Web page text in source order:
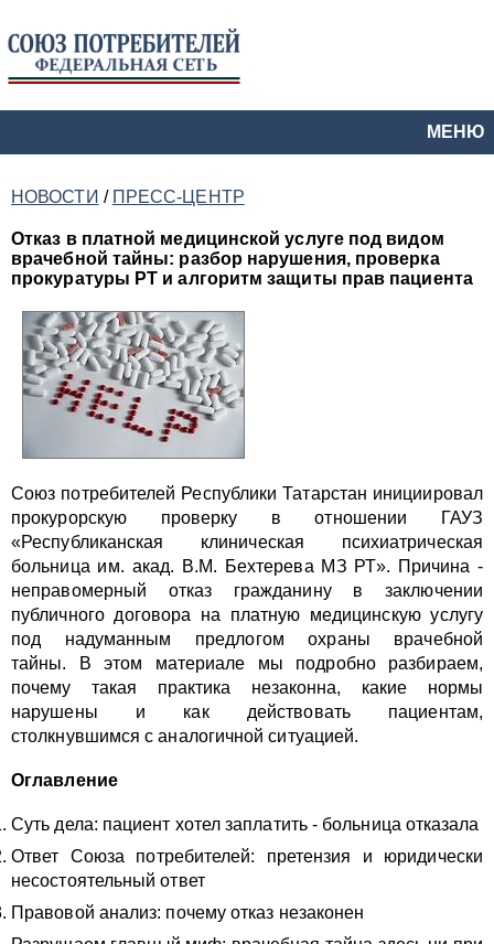
МЕНЮ
НОВОСТИ / ПРЕСС-ЦЕНТР
Отказ в платной медицинской услуге под видом
врачебной тайны: разбор нарушения, проверка
прокуратуры РТ и алгоритм защиты прав пациента
Союз потребителей Республики Татарстан инициировал
прокурорскую проверку в отношении ГАУЗ
«Республиканская клиническая психиатрическая
больница им. акад. В.М. Бехтерева МЗ РТ». Причина -
неправомерный отказ гражданину в заключении
публичного договора на платную медицинскую услугу
под надуманным предлогом охраны врачебной
тайны. В этом материале мы подробно разбираем,
почему такая практика незаконна, какие нормы
нарушены и как действовать пациентам,
столкнувшимся с аналогичной ситуацией.
Оглавление
Суть дела: пациент хотел заплатить - больница отказала
Ответ Союза потребителей: претензия и юридически
несостоятельный ответ
Правовой анализ: почему отказ незаконен